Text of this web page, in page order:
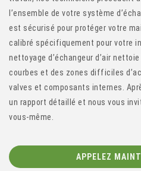
l’ensemble de votre système
est sécurisé pour protéger votre
calibré spécifiquement pour votre
nettoyage d’échangeur d’air
courbes et des zones difficiles
valves et composants internes.
un rapport détaillé et nous vous
vous-même.
APPELEZ